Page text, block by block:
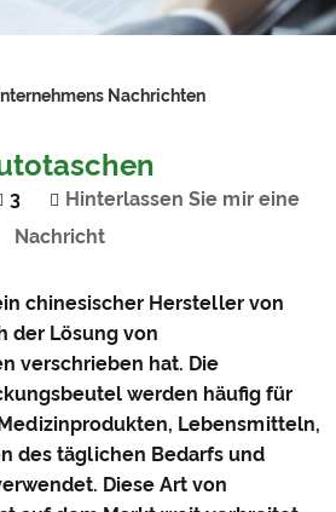
Nachrichten
3
Hinterlassen Sie mir eine
Nachricht
chinesischer Hersteller von
der Lösung von
verschrieben hat. Die
werden häufig für
Lebensmitteln,
des täglichen Bedarfs und
Diese Art von